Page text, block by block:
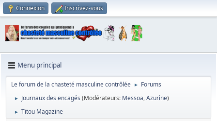
Connexion Inscrivez-vous
Menu principal
Le forum de la chasteté masculine contrôlée ► Forums
► Journaux des encagés (Modérateurs: Messoa,Azurine)
► Titou Magazine